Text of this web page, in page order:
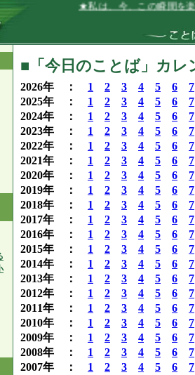
★私は、今、この瞬間を楽しむ
■「今日のことば」カ
2026年 ： 1 2 3 4 5 6
7
2025年 ： 1 2 3 4 5 6
7
2024年 ： 1 2 3 4 5 6
7
2023年 ： 1 2 3 4 5 6
7
2022年 ： 1 2 3 4 5 6
7
2021年 ： 1 2 3 4 5 6
7
2020年 ： 1 2 3 4 5 6
7
2019年 ： 1 2 3 4 5 6
7
2018年 ： 1 2 3 4 5 6
7
2017年 ： 1 2 3 4 5 6
7
2016年 ： 1 2 3 4 5 6
7
2015年 ： 1 2 3 4 5 6
7
2014年 ： 1 2 3 4 5 6
7
2013年 ： 1 2 3 4 5 6
7
2012年 ： 1 2 3 4 5 6
7
2011年 ： 1 2 3 4 5 6
7
2010年 ： 1 2 3 4 5 6
7
2009年 ： 1 2 3 4 5 6
7
2008年 ： 1 2 3 4 5 6
7
2007年 ： 1 2 3 4 5 6
7